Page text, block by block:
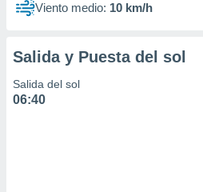
Viento medio: 10 km/h
Salida y Puesta del sol
Salida del sol
06:40